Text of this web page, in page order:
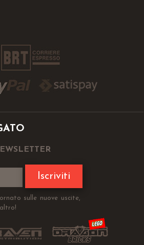
Iscriviti
sulle nuove uscite,